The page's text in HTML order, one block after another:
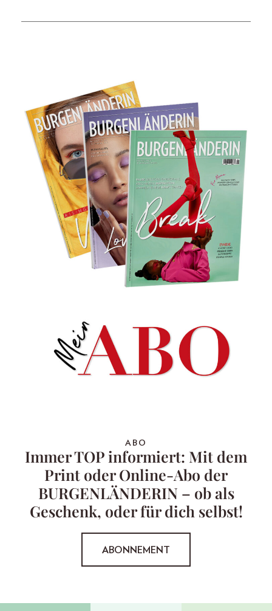
ABO
Immer TOP informiert: Mit dem
Print oder Online-Abo der
BURGENLÄNDERIN – ob als
Geschenk, oder für dich selbst!
ABONNEMENT